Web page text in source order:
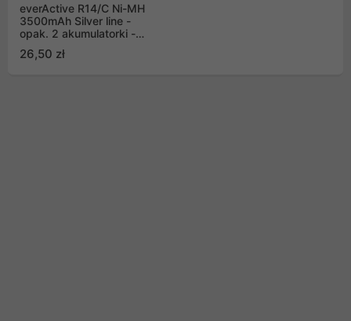
everActive R14/C Ni-MH
3500mAh Silver line -
opak. 2 akumulatorki -
26,50 zł